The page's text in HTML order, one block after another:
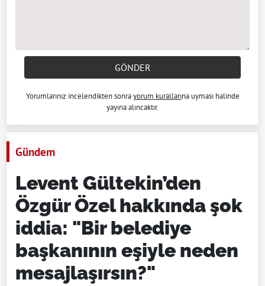
GÖNDER
Yorumlarınız incelendikten sonrayorum kurallarına uyması halinde
yayına alıncaktır.
Gündem
Levent Gültekin’den
Özgür Özel hakkında şok
iddia: "Bir belediye
başkanının eşiyle neden
mesajlaşırsın?"